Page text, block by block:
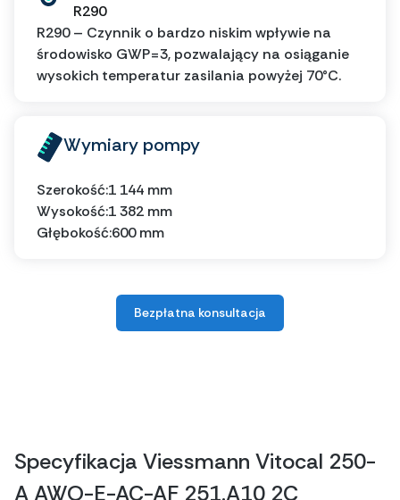
R290
R290 – Czynnik o bardzo niskim wpływie na
środowisko GWP=3, pozwalający na osiąganie
wysokich temperatur zasilania powyżej 70°C.
Wymiary pompy
Szerokość:1 144 mm
Wysokość:1 382 mm
Głębokość:600 mm
Bezpłatna konsultacja
Specyfikacja Viessmann Vitocal 250-
A AWO-E-AC-AF 251.A10 2C